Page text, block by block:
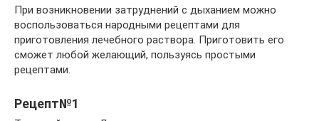
При возникновении затруднений с дыханием можно
воспользоваться народными рецептами для
приготовления лечебного раствора. Приготовить его
сможет любой желающий, пользуясь простыми
рецептами.
Рецепт№1